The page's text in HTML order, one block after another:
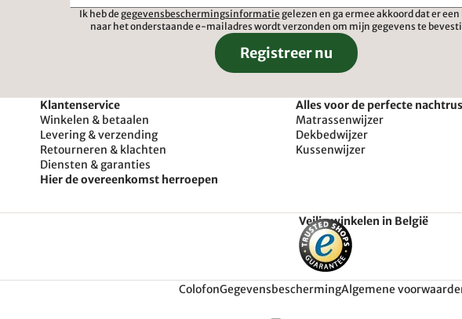
Ik heb de gegevensbeschermingsinformatie gelezen en ga ermee akkoord dat er
naar het onderstaande e-mailadres wordt verzonden om mijn gegevens te
Registreer nu
Klantenservice
Winkelen & betaalen
Levering & verzending
Retourneren & klachten
Diensten & garanties
Hier de overeenkomst herroepen
Alles voor de perfecte
Matrassenwijzer
Dekbedwijzer
Kussenwijzer
Veilig winkelen in België
ColofonGegevensbeschermingAlgemene